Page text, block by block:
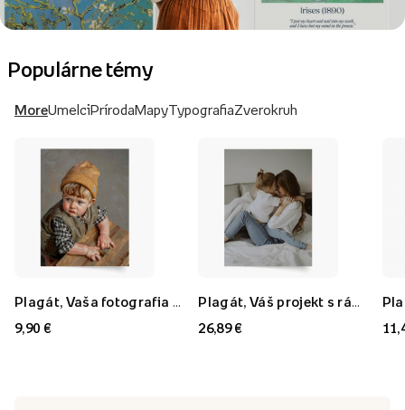
Populárne témy
MoreUmelciPrírodaMapyTypografiaZverokruh
9,90 €
26,89 €